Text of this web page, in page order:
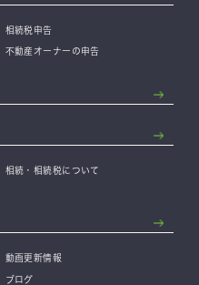
相続税申告
不動産オーナーの申告
相続・相続税について
動画更新情報
ブログ